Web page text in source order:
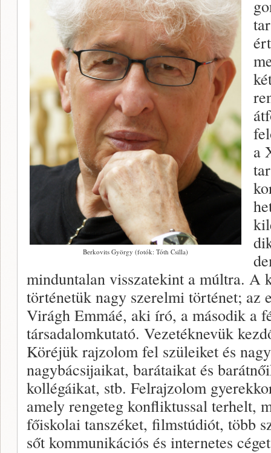
Berkovits György (fotók: Tóth Csilla)
a
minduntalan visszatekint a múltra. A
történetük nagy szerelmi történet; az
Virágh Emmáé, aki író, a második a
társadalomkutató. Vezetéknevük
Köréjük rajzolom fel szüleiket és
nagybácsijaikat, barátaikat és
kollégáikat, stb. Felrajzolom
amely rengeteg konfliktussal terhelt,
főiskolai tanszéket, filmstúdiót, több
sőt kommunikációs és internetes